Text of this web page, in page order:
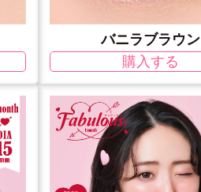
バニラブラウン
購入する